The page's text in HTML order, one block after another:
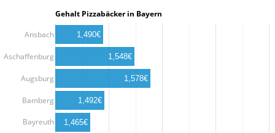
Gehalt Pizzabäcker in Bayern
Ansbach
Aschaffenburg
Augsburg
Bamberg
Bayreuth
1,490€
1,548€
1,578€
1,492€
1,465€